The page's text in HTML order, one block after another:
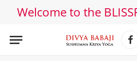
Welcome to the